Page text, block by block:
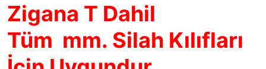
Zigana T Dahil
Tüm mm. Silah Kılıfları